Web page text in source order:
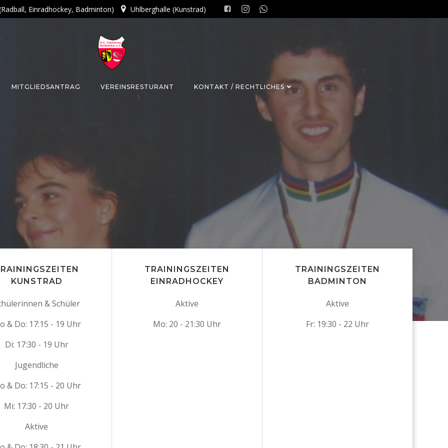
Einradhockey, Badminton) Uhlberghalle (Kunstrad)
MITGLIEDSANTRAG VEREINSRESTURANT KONTAKT / RECHTLICHES
KUNSTRAD
& Schüler
& Do: 17:15 - 19 Uhr
Di: 17:30 - 19 Uhr
Jugendliche
& Do: 17:15 - 20 Uhr
Mi: 17:30 - 20 Uhr
Aktive
TRAININGSZEITEN
EINRADHOCKEY
Aktive
Mo: 20 - 21:30 Uhr
TRAININGSZEITEN
BADMINTON
Aktive
Fr: 19:30 - 22 Uhr